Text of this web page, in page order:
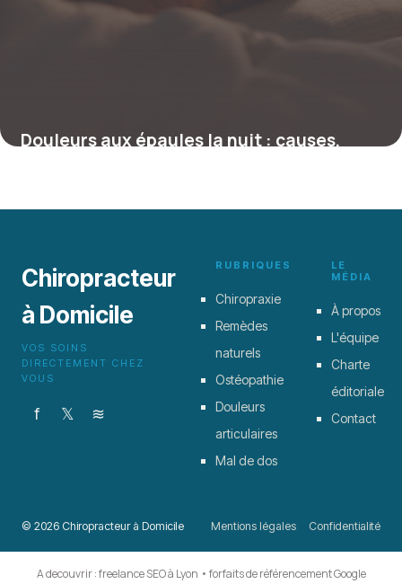
Douleurs aux épaules la nuit : causes,
Chiropracteur
à Domicile
VOS SOINS
DIRECTEMENT CHEZ
VOUS
f 𝕏 ≋
RUBRIQUES
Chiropraxie
Remèdes
naturels
Ostéopathie
Douleurs
articulaires
Mal de dos
LE
MÉDIA
À propos
L'équipe
Charte
éditoriale
Contact
© 2026 Chiropracteur à Domicile Mentions légales Confidentialité
A decouvrir :freelance SEO à Lyon • forfaits de référencement Google